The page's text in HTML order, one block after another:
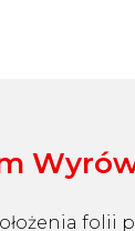
folii